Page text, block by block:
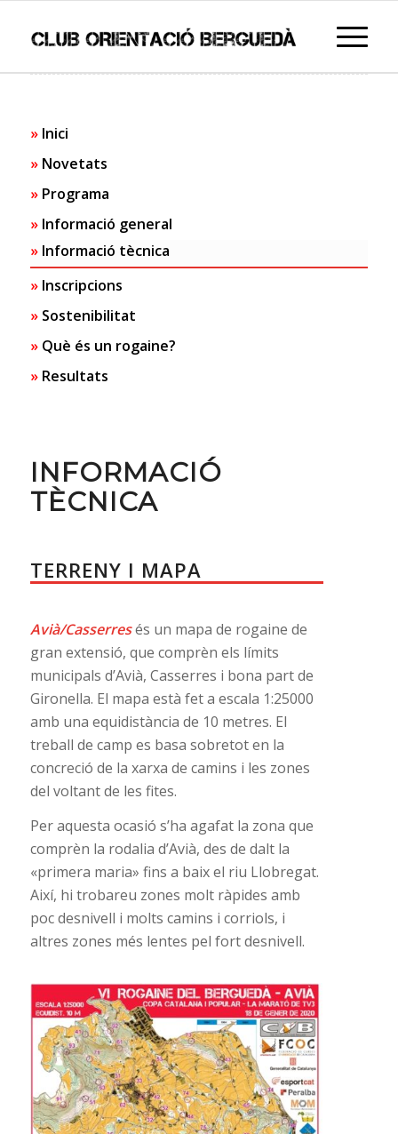
INFORMACIÓ
TÈCNICA
TERRENY I MAPA
Avià/Casserresés un mapa de rogaine de
gran extensió, que comprèn els límits
municipals d’Avià, Casserres i bona part de
Gironella. El mapa està fet a escala 1:25000
amb una equidistància de 10 metres. El
treball de camp es basa sobretot en la
concreció de la xarxa de camins i les zones
del voltant de les fites.
Per aquesta ocasió s’ha agafat la zona que
comprèn la rodalia d’Avià, des de dalt la
«primera maria» fins a baix el riu Llobregat.
Així, hi trobareu zones molt ràpides amb
poc desnivell i molts camins i corriols, i
altres zones més lentes pel fort desnivell.
Inici
Novetats
Programa
Informació general
Informació tècnica
Inscripcions
Sostenibilitat
Què és un rogaine?
Resultats